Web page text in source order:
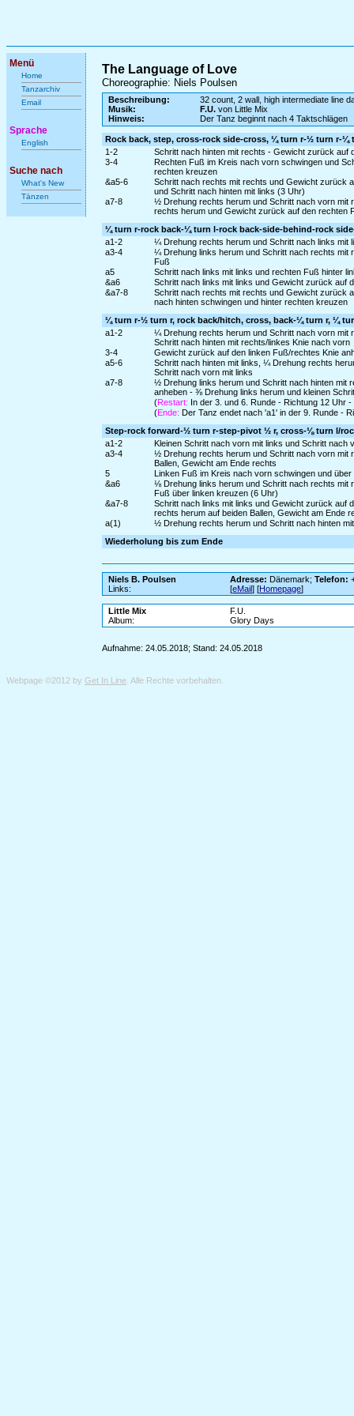
Menü
Home
Tanzarchiv
Email
Sprache
English
Suche nach
What's New
Tänzen
The Language of Love
Choreographie: Niels Poulsen
Beschreibung:
32 count, 2 wall, high intermediate line
Musik:
F.U.von Little Mix
Hinweis:
Der Tanz beginnt nach 4 Taktschlägen
Rock back, step, cross-rock side-cross, ¼ turn r-½ turn r-¼
1-2
Schritt nach hinten mit rechts - Gewicht zurück auf
3-4
Rechten Fuß im Kreis nach vorn schwingen und
rechten kreuzen
&a5-6
Schritt nach rechts mit rechts und Gewicht zurück
und Schritt nach hinten mit links (3 Uhr)
a7-8
½ Drehung rechts herum und Schritt nach vorn
rechts herum und Gewicht zurück auf den rechten
¼ turn r-rock back-¼ turn l-rock back-side-behind-rock
a1-2
¼ Drehung rechts herum und Schritt nach links mit
a3-4
¼ Drehung links herum und Schritt nach rechts mit
Fuß
a5
Schritt nach links mit links und rechten Fuß hinter
&a6
Schritt nach links mit links und Gewicht zurück auf
&a7-8
Schritt nach rechts mit rechts und Gewicht zurück
nach hinten schwingen und hinter rechten kreuzen
¼ turn r-½ turn r, rock back/hitch, cross, back-¼ turn r, ¼
a1-2
¼ Drehung rechts herum und Schritt nach vorn mit
Schritt nach hinten mit rechts/linkes Knie nach vorn
3-4
Gewicht zurück auf den linken Fuß/rechtes Knie
a5-6
Schritt nach hinten mit links, ¼ Drehung rechts
Schritt nach vorn mit links
a7-8
½ Drehung links herum und Schritt nach hinten mit
anheben - ⅜ Drehung links herum und kleinen
(Restart: In der 3. und 6. Runde - Richtung 12 Uhr
(Ende: Der Tanz endet nach 'a1' in der 9. Runde -
Step-rock forward-½ turn r-step-pivot ½ r, cross-⅛ turn l/
a1-2
Kleinen Schritt nach vorn mit links und Schritt
a3-4
½ Drehung rechts herum und Schritt nach vorn mit
Ballen, Gewicht am Ende rechts
5
Linken Fuß im Kreis nach vorn schwingen und
&a6
⅛ Drehung links herum und Schritt nach rechts
Fuß über linken kreuzen (6 Uhr)
&a7-8
Schritt nach links mit links und Gewicht zurück
rechts herum auf beiden Ballen, Gewicht am Ende
a(1)
½ Drehung rechts herum und Schritt nach hinten
Wiederholung bis zum Ende
Niels B. Poulsen Adresse: Dänemark;Telefon:
Links:
[eMail] [Homepage]
Little Mix
F.U.
Album:
Glory Days
Aufnahme: 24.05.2018; Stand: 24.05.2018
Webpage ©2012 by Get In Line . Alle Rechte vorbehalten.